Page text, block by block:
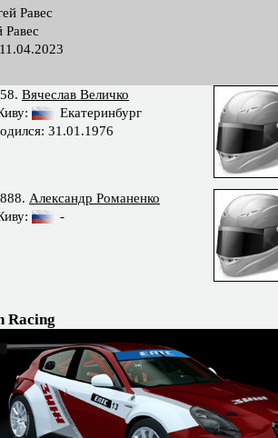
Равес
Равес
Вячеслав Величко
Екатеринбург
31.01.1976
Александр Романенко
-
Racing